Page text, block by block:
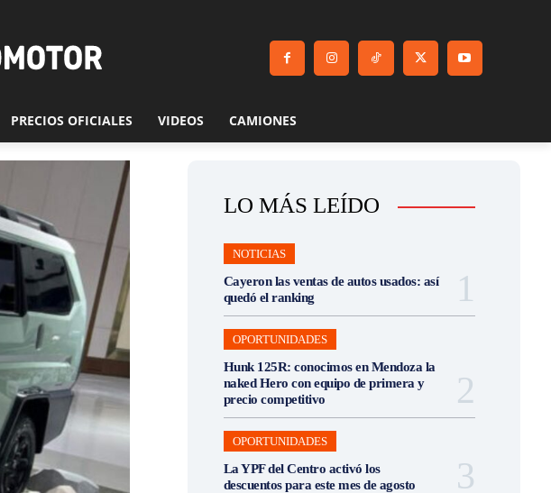
PRECIOS OFICIALES VIDEOS CAMIONES
LO MÁS LEÍDO
NOTICIAS
Cayeron las ventas de autos usados: así
quedó el ranking
OPORTUNIDADES
Hunk 125R: conocimos en Mendoza la
naked Hero con equipo de primera y
precio competitivo
OPORTUNIDADES
La YPF del Centro activó los
descuentos para este mes de agosto